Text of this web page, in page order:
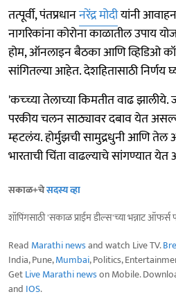
तत्पूर्वी, पंतप्रधाननरेंद्र मोदीयांनी
नागरिकांना कोरोना काळातील उपाय
होम, ऑनलाइन बैठका आणि व्हिडिओ
सांगितल्या आहेत. देशहितासाठी
'कच्च्या तेलाच्या किमतीत वाढ
परकीय चलन साठ्यावर दबाव येत
म्हटलंय. होर्मुझची सामुद्रधुनी आणि
भारताची चिंता वाढल्याचे सांगण्यात
सकाळ+चेसदस्य व्हा
शॉपिंगसाठी 'सकाळ प्राईम डील्स'च्या भन्नाट ऑफर्स
Read Marathi newsand watch Live TV.
India, Pune,Mumbai, Politics,
GetLive Marathi newson Mobile.
and IOS.